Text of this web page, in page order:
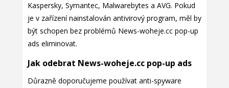
Kaspersky, Symantec, Malwarebytes a AVG. Pokud
je v zařízení nainstalován antivirový program, měl by
být schopen bez problémů News-woheje.cc pop-up
ads eliminovat.
Jak odebrat News-woheje.cc pop-up ads
Důrazně doporučujeme používat anti-spyware